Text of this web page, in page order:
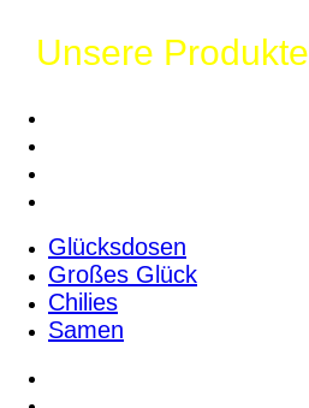
Unsere Produkte
Glücksdosen
Großes Glück
Chilies
Samen